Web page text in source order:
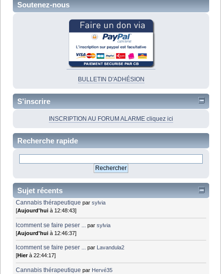
Soutenez-nous
BULLETIN D'ADHÉSION
S'inscrire
INSCRIPTION AU FORUM ALARME cliquez ici
Recherche rapide
Sujet récents
Cannabis thérapeutique parsylvia
[Aujourd'hui à 12:48:43]
lcomment se faire peser ... parsylvia
[Aujourd'hui à 12:46:37]
lcomment se faire peser ... par
Lavandula2
[Hierà 22:44:17]
Cannabis thérapeutique par Hervé35